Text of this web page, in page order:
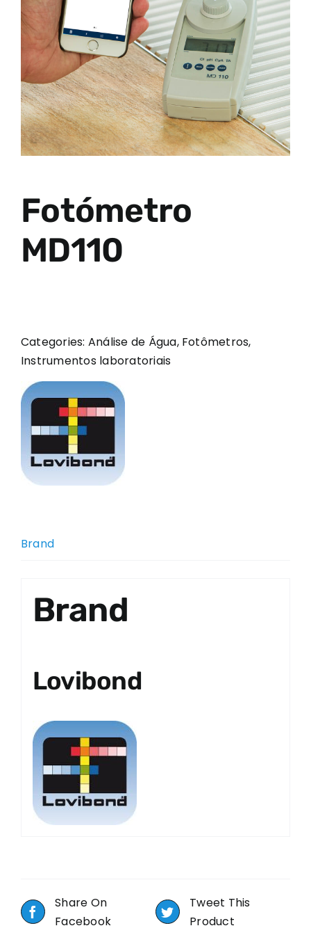
Fotómetro
MD110
Categories: Análise de Água, Fotômetros,
Instrumentos laboratoriais
Brand
Brand
Lovibond
Share On
Facebook
Tweet This
Product